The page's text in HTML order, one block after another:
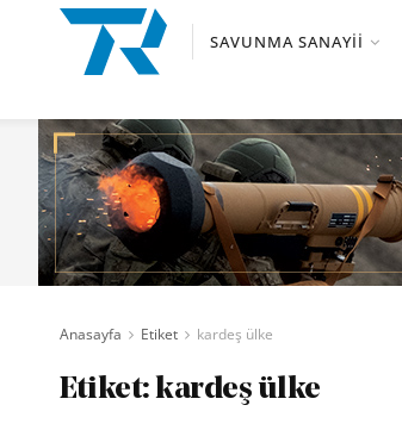
SAVUNMA SANAYII
Anasayfa Etiket kardeş ülke
Etiket:kardeş ülke